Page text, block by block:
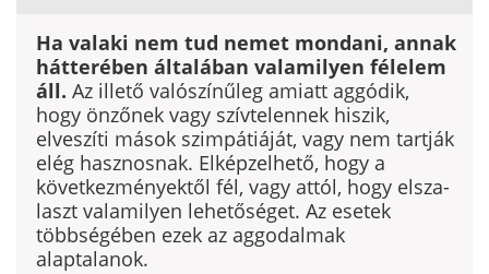
Ha valaki nem tud nemet mondani, annak
hátterében általában valamilyen félelem
áll. Az illető valószínűleg amiatt aggódik,
hogy önzőnek vagy szívte­lennek hiszik,
elveszíti mások szimpátiáját, vagy nem tartják
elég hasznos­nak. Elképzelhető, hogy a
következményektől fél, vagy attól, hogy elsza­
laszt valamilyen lehetőséget. Az esetek
többségében ezek az aggodalmak
alaptalanok.